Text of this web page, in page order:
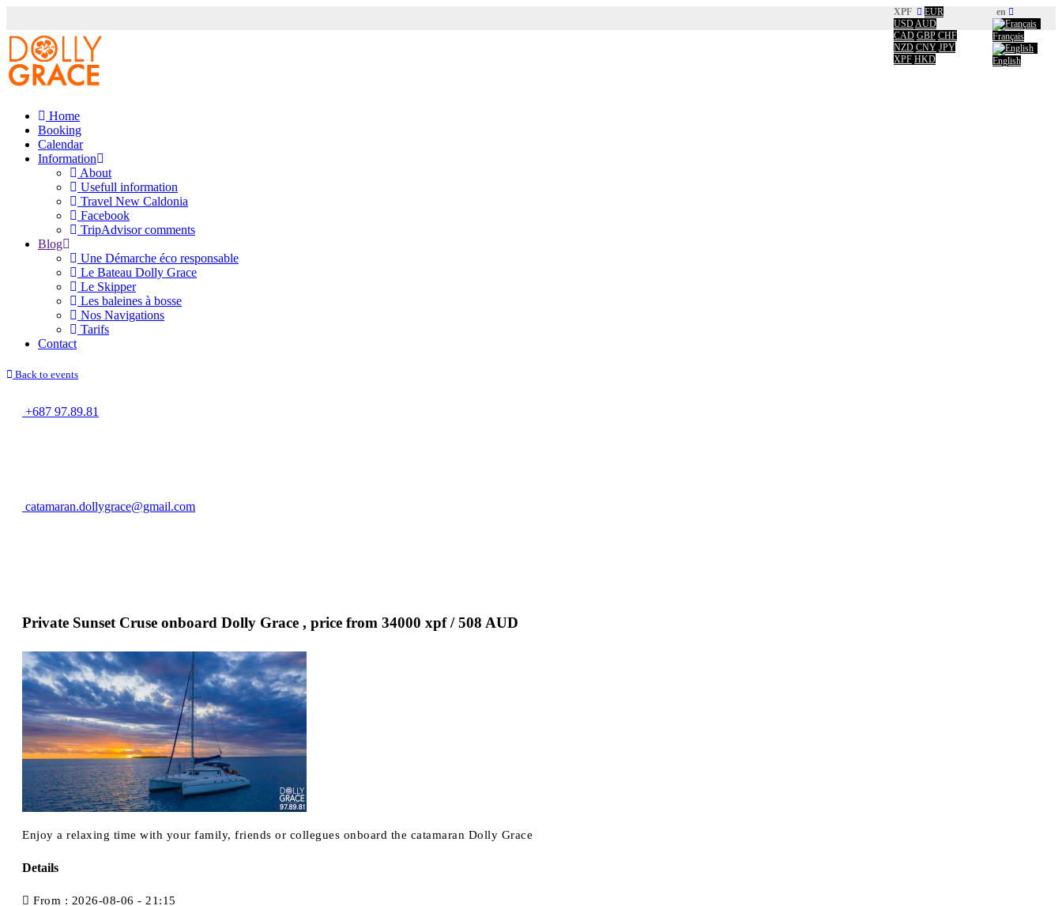
en
Français
English
XPF
EUR
USDAUD
CAD GBP CHF
NZD CNY JPY
XPF HKD
Home
Booking
Calendar
Information
About
Usefull information
Travel New Caldonia
Facebook
TripAdvisor comments
Blog
Une Démarche éco responsable
Le Bateau Dolly Grace
Le Skipper
Les baleines à bosse
Nos Navigations
Tarifs
Contact
Back to events
+687 97.89.81
catamaran.dollygrace@gmail.com
Private Sunset Cruse onboard Dolly Grace , price from 34000 xpf / 508 AUD
Enjoy a relaxing time with your family, friends or collegues onboard the catamaran Dolly Grace
Details
From : 2026-08-06 - 21:15